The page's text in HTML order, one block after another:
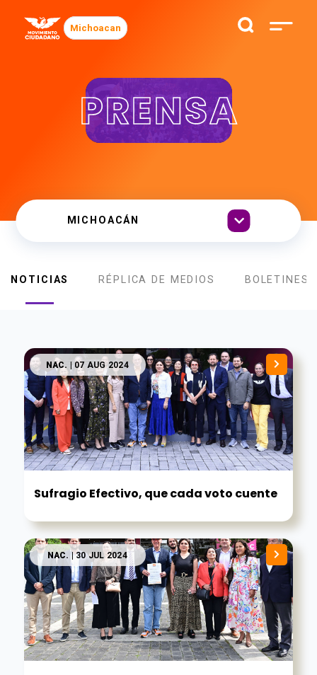
Michoacan
PRENSA
NOTICIAS RÉPLICA DE MEDIOS BOLETINES
NAC. | 07 AUG 2024
Sufragio Efectivo, que cada voto cuente
NAC. | 30 JUL 2024